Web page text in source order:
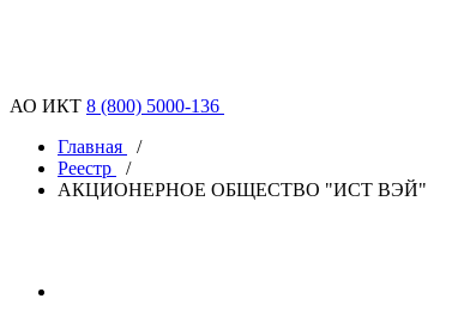
АО ИКТ 8 (800) 5000-136
Главная
/
Реестр
/
АКЦИОНЕРНОЕ ОБЩЕСТВО "ИСТ ВЭЙ"